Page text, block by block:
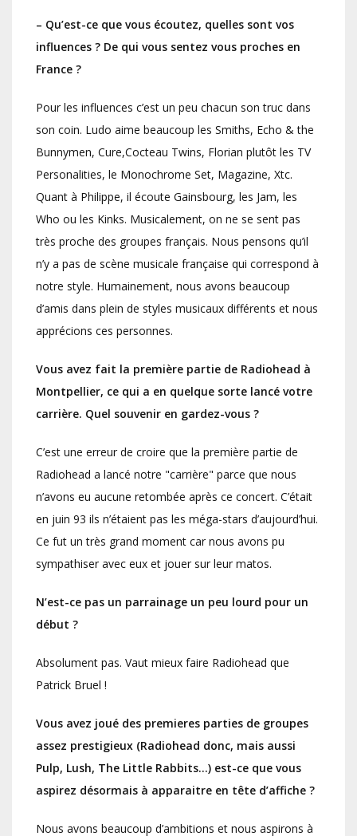
– Qu’est-ce que vous écoutez, quelles sont vos
influences ? De qui vous sentez vous proches en
France ?
Pour les influences c’est un peu chacun son truc dans
son coin. Ludo aime beaucoup les Smiths, Echo & the
Bunnymen, Cure,Cocteau Twins, Florian plutôt les TV
Personalities, le Monochrome Set, Magazine, Xtc.
Quant à Philippe, il écoute Gainsbourg, les Jam, les
Who ou les Kinks. Musicalement, on ne se sent pas
très proche des groupes français. Nous pensons qu’il
n’y a pas de scène musicale française qui correspond à
notre style. Humainement, nous avons beaucoup
d’amis dans plein de styles musicaux différents et nous
apprécions ces personnes.
Vous avez fait la première partie de Radiohead à
Montpellier, ce qui a en quelque sorte lancé votre
carrière. Quel souvenir en gardez-vous ?
C’est une erreur de croire que la première partie de
Radiohead a lancé notre "carrière" parce que nous
n’avons eu aucune retombée après ce concert. C’était
en juin 93 ils n’étaient pas les méga-stars d’aujourd’hui.
Ce fut un très grand moment car nous avons pu
sympathiser avec eux et jouer sur leur matos.
N’est-ce pas un parrainage un peu lourd pour un
début ?
Absolument pas. Vaut mieux faire Radiohead que
Patrick Bruel !
Vous avez joué des premieres parties de groupes
assez prestigieux (Radiohead donc, mais aussi
Pulp, Lush, The Little Rabbits…) est-ce que vous
aspirez désormais à apparaitre en tête d’affiche ?
Nous avons beaucoup d’ambitions et nous aspirons à